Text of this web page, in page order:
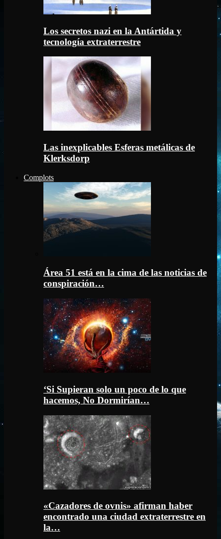
Los secretos nazi en la Antártida y
tecnología extraterrestre
Las inexplicables Esferas metálicas de
Klerksdorp
Complots
Área 51 está en la cima de las noticias de
conspiración…
‘Si Supieran solo un poco de lo que
hacemos, No Dormirían…
«Cazadores de ovnis» afirman haber
encontrado una ciudad extraterrestre en
la…